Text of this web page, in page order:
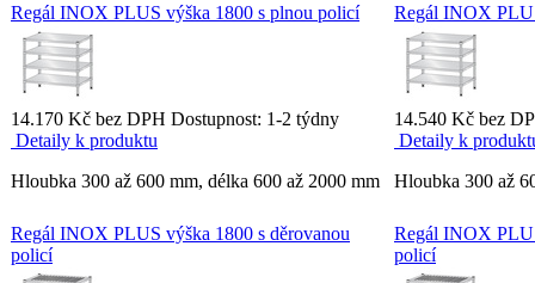
Regál INOX PLUS výška 1800 s plnou policí
14.170 Kč bez DPH Dostupnost: 1-2 týdny
Detaily k produktu
Hloubka 300 až 600 mm, délka 600 až 2000 mm
Regál INOX
14.540 Kč bez
Detaily k
Hloubka 300 až
Regál INOX PLUS výška 1800 s děrovanou
policí
Regál INOX
policí